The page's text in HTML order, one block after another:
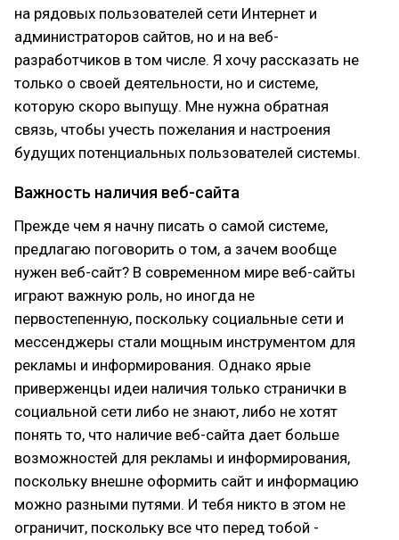
на рядовых пользователей сети Интернет и
администраторов сайтов, но и на веб-
разработчиков в том числе. Я хочу рассказать не
только о своей деятельности, но и системе,
которую скоро выпущу. Мне нужна обратная
связь, чтобы учесть пожелания и настроения
будущих потенциальных пользователей системы.
Важность наличия веб-сайта
Прежде чем я начну писать о самой системе,
предлагаю поговорить о том, а зачем вообще
нужен веб-сайт? В современном мире веб-сайты
играют важную роль, но иногда не
первостепенную, поскольку социальные сети и
мессенджеры стали мощным инструментом для
рекламы и информирования. Однако ярые
приверженцы идеи наличия только странички в
социальной сети либо не знают, либо не хотят
понять то, что наличие веб-сайта дает больше
возможностей для рекламы и информирования,
поскольку внешне оформить сайт и информацию
можно разными путями. И тебя никто в этом не
ограничит, поскольку все что перед тобой -